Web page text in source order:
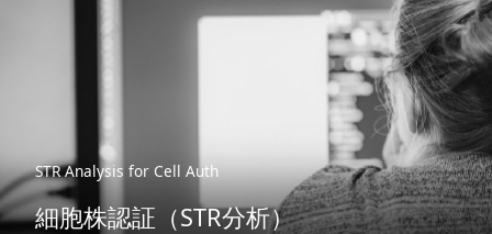
STR Analysis for Cell Auth
細胞株認証（STR分析）